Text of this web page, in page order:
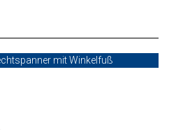
mit Winkelfuß